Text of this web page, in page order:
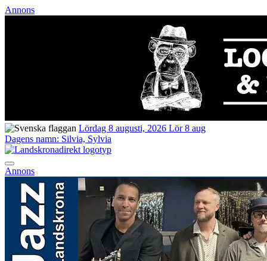
Annons
Lördag 8 augusti, 2026 Lör 8 aug
Dagens namn: Silvia, Sylvia
Annons